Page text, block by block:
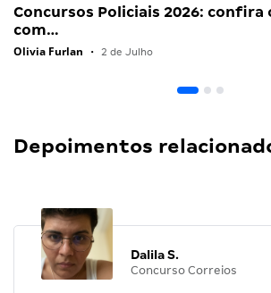
Concursos Policiais 2026: confira
com…
Olivia Furlan • 2 de Julho
Depoimentos
Dalila S.
Concurso Correios